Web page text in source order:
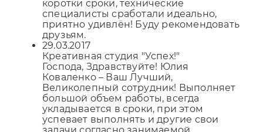
коротки сроки, технические
специалисты сработали идеально,
приятно удивлён! Буду рекомендовать
друзьям.
29.03.2017
Креативная студия "Успех!"
Господа, Здравствуйте! Юлия
Коваленко – Ваш Лучший,
Великолепный сотрудник! Выполняет
большой объем работы, всегда
укладывается в сроки, при этом
успевает выполнять и другие свои